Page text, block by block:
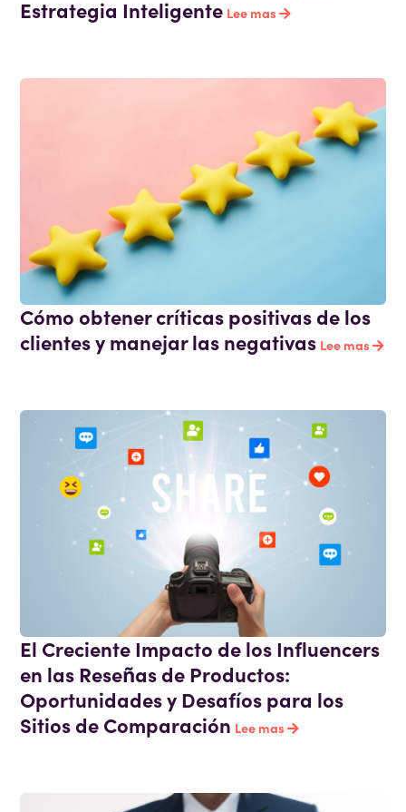
Estrategia Inteligente Lee mas
Cómo obtener críticas positivas de los
clientes y manejar las negativas Lee mas
El Creciente Impacto de los Influencers
en las Reseñas de Productos:
Oportunidades y Desafíos para los
Sitios de Comparación Lee mas